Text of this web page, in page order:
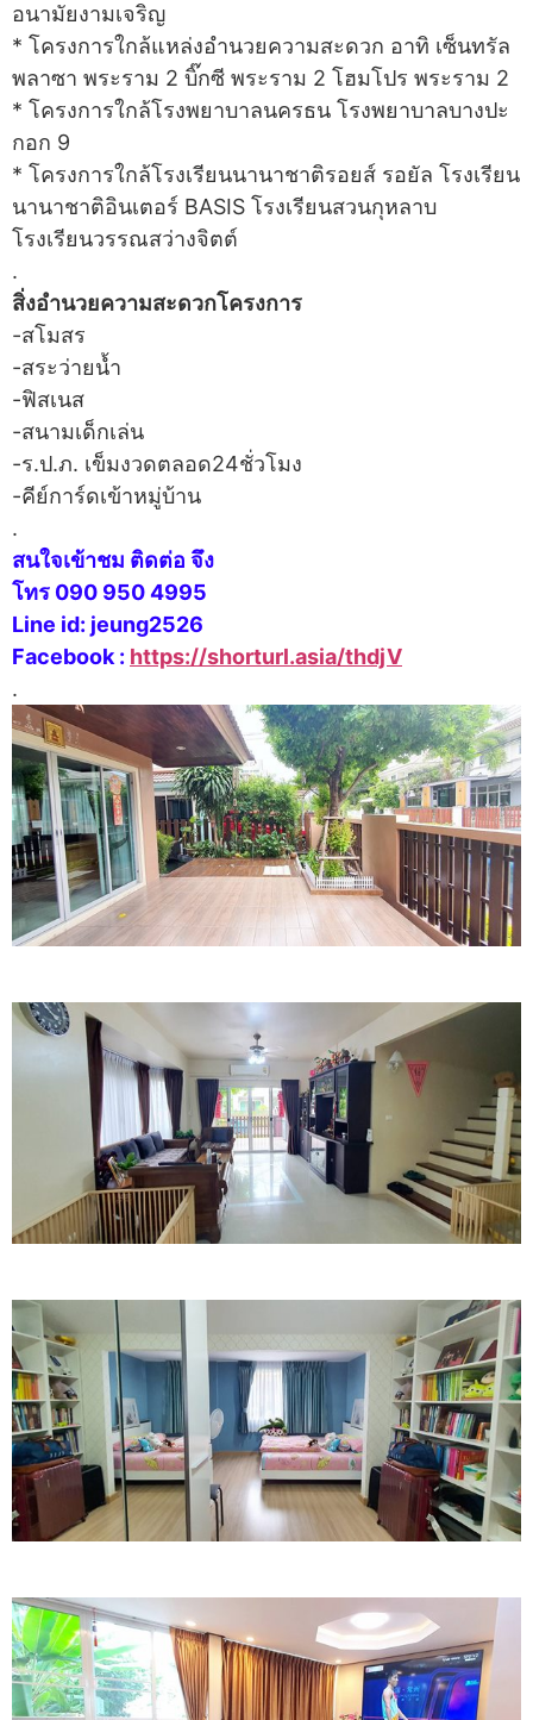
อนามัยงามเจริญ
* โครงการใกล้แหล่งอำนวยความสะดวก อาทิ เซ็นทรัล
พลาซา พระราม 2 บิ๊กซี พระราม 2 โฮมโปร พระราม 2
* โครงการใกล้โรงพยาบาลนครธน โรงพยาบาลบางปะ
กอก 9
* โครงการใกล้โรงเรียนนานาชาติรอยส์ รอยัล โรงเรียน
นานาชาติอินเตอร์ BASIS โรงเรียนสวนกุหลาบ
โรงเรียนวรรณสว่างจิตต์
.
สิ่งอำนวยความสะดวกโครงการ
-สโมสร
-สระว่ายน้ำ
-ฟิสเนส
-สนามเด็กเล่น
-ร.ป.ภ. เข็มงวดตลอด24ชั่วโมง
-คีย์การ์ดเข้าหมู่บ้าน
.
สนใจเข้าชม ติดต่อ จึง
โทร 090 950 4995
Line id: jeung2526
Facebook : https://shorturl.asia/thdjV
.